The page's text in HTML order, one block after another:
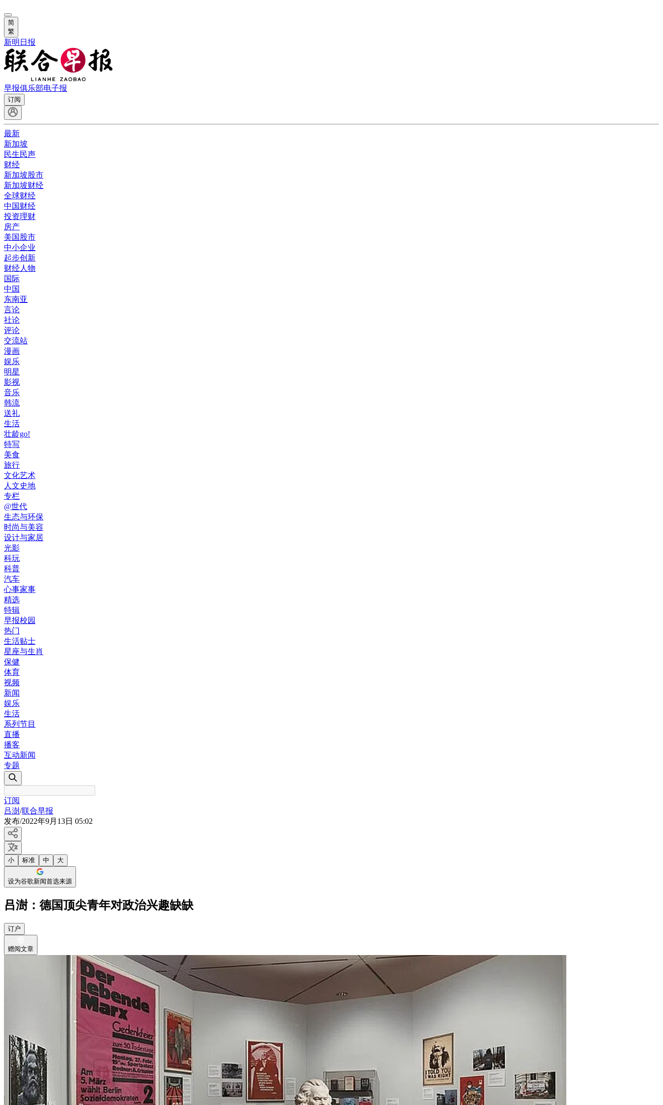
简
繁
新明日报
早报俱乐部电子报
订阅
最新
新加坡
民生民声
财经
新加坡股市
新加坡财经
全球财经
中国财经
投资理财
房产
美国股市
中小企业
起步创新
财经人物
国际
中国
东南亚
言论
社论
评论
交流站
漫画
娱乐
明星
影视
音乐
韩流
送礼
生活
壮龄go!
特写
美食
旅行
文化艺术
人文史地
专栏
@世代
生态与环保
时尚与美容
设计与家居
光影
科玩
科普
汽车
心事家事
精选
特辑
早报校园
热门
生活贴士
星座与生肖
保健
体育
视频
新闻
娱乐
生活
系列节目
直播
播客
互动新闻
专题
订阅
吕澍/联合早报
发布/2022年9月13日 05:02
小 标准 中 大
设为谷歌新闻首选来源
吕澍：德国顶尖青年对政治兴趣缺缺
订户
赠阅文章